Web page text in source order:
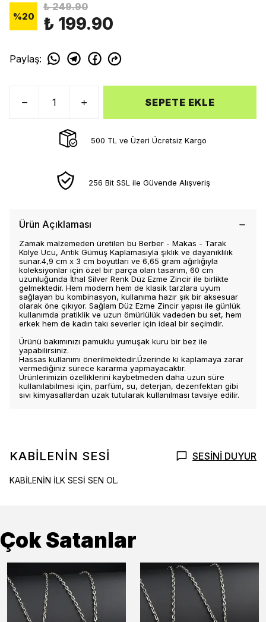
%20
₺ 249.90
₺ 199.90
Paylaş:
SEPETE EKLE
500 TL ve Üzeri Ücretsiz Kargo
256 Bit SSL ile Güvende Alışveriş
Ürün Açıklaması
Zamak malzemeden üretilen bu Berber - Makas - Tarak
Kolye Ucu, Antik Gümüş Kaplamasıyla şıklık ve dayanıklılık
sunar.4,9 cm x 3 cm boyutları ve 6,65 gram ağırlığıyla
koleksiyonlar için özel bir parça olan tasarım, 60 cm
uzunluğunda İthal Silver Renk Düz Ezme Zincir ile birlikte
gelmektedir. Hem modern hem de klasik tarzlara uyum
sağlayan bu kombinasyon, kullanıma hazır şık bir aksesuar
olarak öne çıkıyor. Sağlam Düz Ezme Zincir yapısı ile günlük
kullanımda pratiklik ve uzun ömürlülük vadeden bu set, hem
erkek hem de kadın takı severler için ideal bir seçimdir.
Ürünü bakımınızı pamuklu yumuşak kuru bir bez ile
yapabilirsiniz.
Hassas kullanımı önerilmektedir.Üzerinde ki kaplamaya zarar
vermediğiniz sürece kararma yapmayacaktır.
Ürünlerimizin özelliklerini kaybetmeden daha uzun süre
kullanılabilmesi için, parfüm, su, deterjan, dezenfektan gibi
sıvı kimyasallardan uzak tutularak kullanılması tavsiye edilir.
KABİLENİN SESİ SESİNİ DUYUR
KABİLENİN İLK SESİ SEN OL.
Çok Satanlar